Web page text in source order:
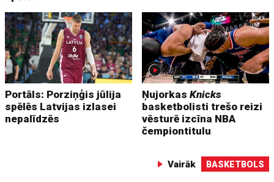
Portāls: Porziņģis jūlija
spēlēs Latvijas izlasei
nepalīdzēs
ŅujorkasKnicks
basketbolisti trešo reizi
vēsturē izcīna NBA
čempiontitulu
Vairāk BASKETBOLS